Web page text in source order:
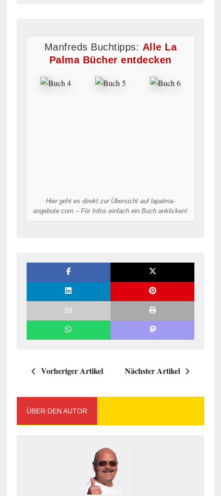
Manfreds Buchtipps: Alle La
Palma Bücher entdecken
Hier geht es direkt zur Übersicht auf lapalma-
angebote.com – Für Infos einfach ein Buch anklicken!
Vorheriger Artikel Nächster Artikel
ÜBER DEN AUTOR